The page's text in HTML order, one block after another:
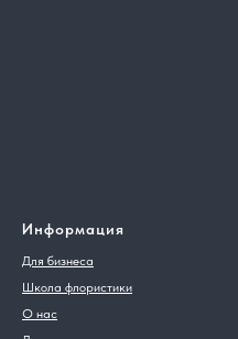
Информация
Для бизнеса
Школа флористики
О нас